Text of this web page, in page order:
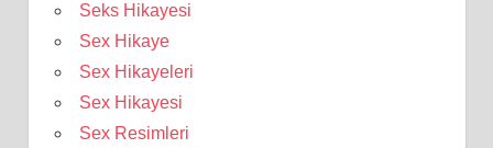
Seks Hikayesi
Sex Hikaye
Sex Hikayeleri
Sex Hikayesi
Sex Resimleri